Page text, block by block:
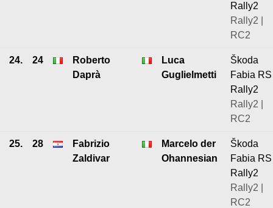
Rally2
Rally2 |
RC2
24. 24
Roberto
Daprà
Luca
Guglielmetti
Škoda
Fabia RS
Rally2
Rally2 |
RC2
25. 28
Fabrizio
Zaldivar
Marcelo der
Ohannesian
Škoda
Fabia RS
Rally2
Rally2 |
RC2